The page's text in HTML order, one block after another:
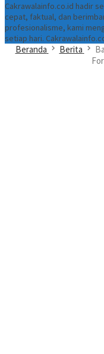
Cakrawalainfo.co.id hadir
cepat, faktual, dan
profesionalisme, kami
setiap hari.
Beranda Berita